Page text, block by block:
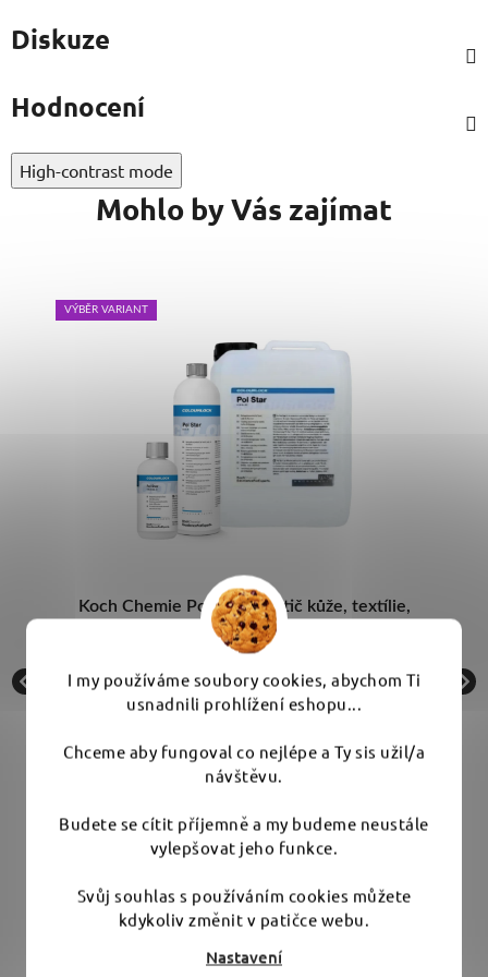
I my používáme soubory cookies, abychom Ti
usnadnili prohlížení eshopu...
Chceme aby fungoval co nejlépe a Ty sis užil/a
návštěvu.
Budete se cítit příjemně a my budeme neustále
vylepšovat jeho funkce.
Svůj souhlas s používáním cookies můžete
kdykoliv změnit v patičce webu.
Nastavení
Diskuze
Hodnocení
High-contrast mode
Mohlo by Vás zajímat
VÝBĚR VARIANT
Koch Chemie Pol Star - čistič kůže, textílie,
alcantary a plastů
Skladem
od 165 Kč
DETAIL
pH neutrální čistič s příměsí konzervační
složky určený na všechny povrchy z textilu a
kůže. Ideální na sedadla a výplně dveří. Čistí a